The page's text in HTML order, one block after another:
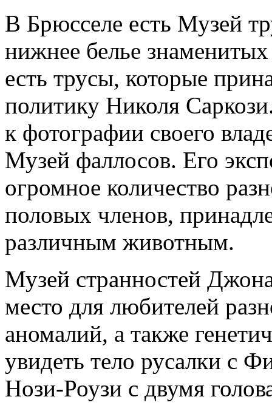
В Брюсселе есть Музей
нижнее белье
есть трусы, которые
политику Николя
к фотографии своего
Музей фаллосов. Его
огромное количество
половых членов,
различным животным.
Музей странностей
место для любителей
аномалий, а также
увидеть тело русалки с
Нози-Роузи с двумя